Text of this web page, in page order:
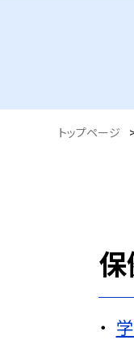
トップページ
保